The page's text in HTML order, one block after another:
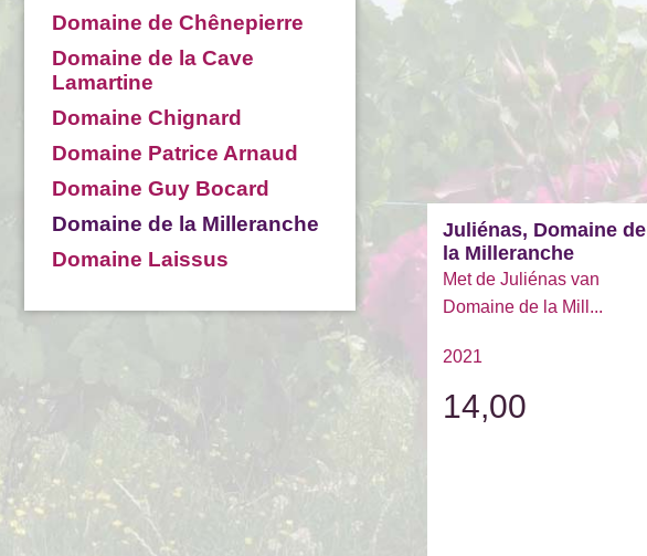
Domaine de Chênepierre
Domaine de la Cave
Lamartine
Domaine Chignard
Domaine Patrice Arnaud
Domaine Guy Bocard
Domaine de la Milleranche
Domaine Laissus
Juliénas, Domaine de
la Milleranche
Met de Juliénas van
Domaine de la Mill...
2021
14,00